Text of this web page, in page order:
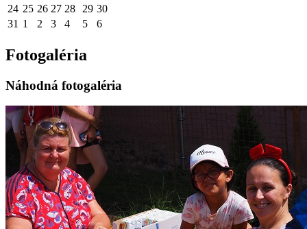
24 25 26 27 28 29 30
31 1 2 3 4 5 6
Fotogaléria
Náhodná fotogaléria